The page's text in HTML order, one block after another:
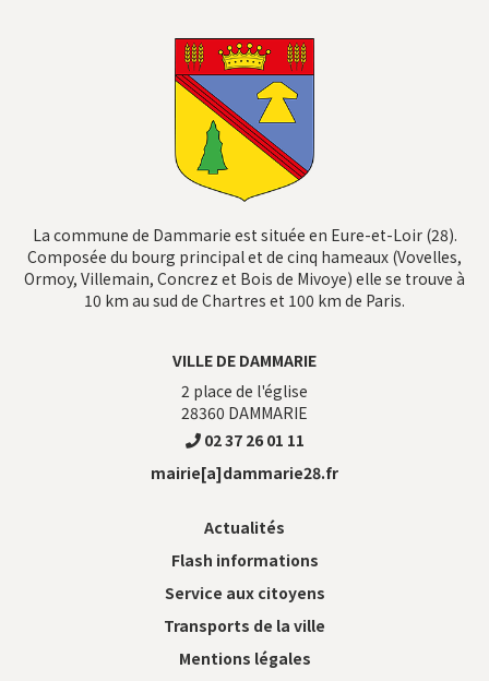
La commune de Dammarie est située en Eure-et-Loir (28).
Composée du bourg principal et de cinq hameaux (Vovelles,
Ormoy, Villemain, Concrez et Bois de Mivoye) elle se trouve à
10 km au sud de Chartres et 100 km de Paris.
VILLE DE DAMMARIE
2 place de l'église
28360 DAMMARIE
02 37 26 01 11
mairie[a]dammarie28.fr
Actualités
Flash informations
Service aux citoyens
Transports de la ville
Mentions légales